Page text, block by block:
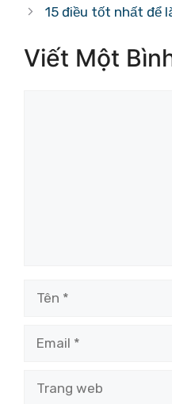
15 điều tốt nhất để
Viết Một